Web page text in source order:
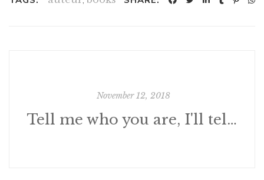
November 12, 2018
Tell me who you are, I'll tell you what to drink